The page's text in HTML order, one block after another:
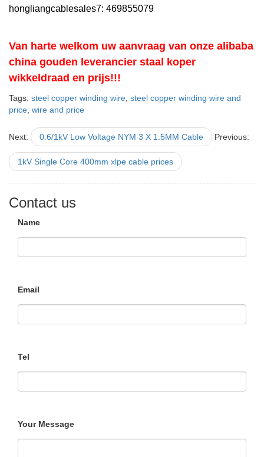
hongliangcablesales7: 469855079
Van harte welkom uw aanvraag van onze alibaba
china gouden leverancier staal koper
wikkeldraad en prijs!!!
Tags: steel copper winding wire steel copper winding wire and
price wire and price
Next: 0.6/1kV Low Voltage NYM 3 X 1.5MM Cable Previous:
1kV Single Core 400mm xlpe cable prices
Contact us
Name
Email
Tel
Your Message